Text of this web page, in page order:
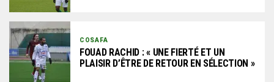
COSAFA
FOUAD RACHID : « UNE FIERTÉ ET UN
PLAISIR D’ÊTRE DE RETOUR EN SÉLECTION »